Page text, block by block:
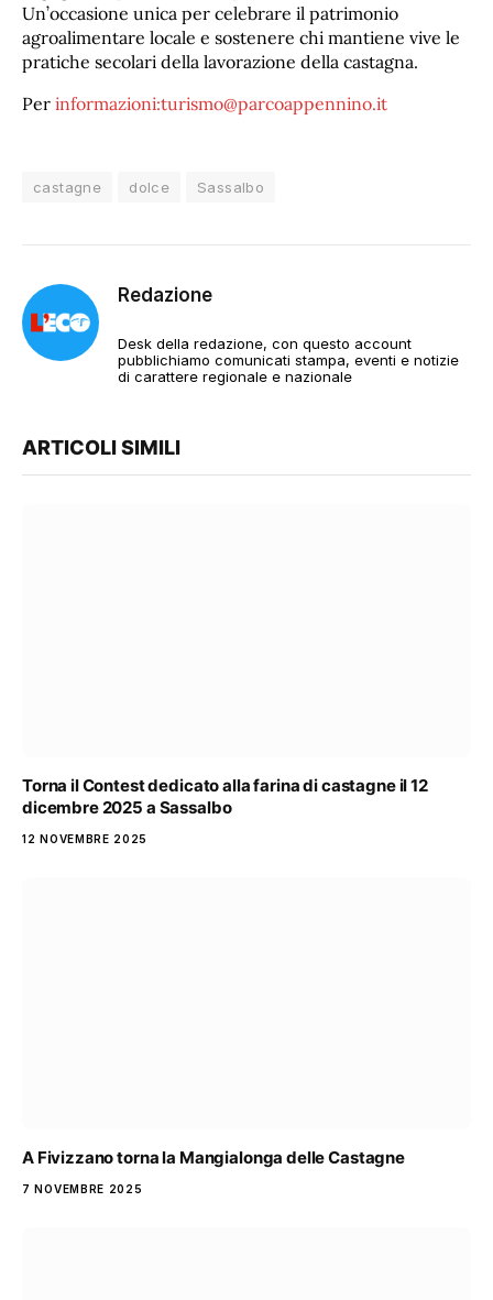
Un’occasione unica per celebrare il patrimonio
agroalimentare locale e sostenere chi mantiene vive le
pratiche secolari della lavorazione della castagna.
Per informazioni:turismo@parcoappennino.it
castagne dolce Sassalbo
Redazione
Desk della redazione, con questo account
pubblichiamo comunicati stampa, eventi e notizie
di carattere regionale e nazionale
ARTICOLI SIMILI
Torna il Contest dedicato alla farina di castagne il 12
dicembre 2025 a Sassalbo
12 NOVEMBRE 2025
A Fivizzano torna la Mangialonga delle Castagne
7 NOVEMBRE 2025